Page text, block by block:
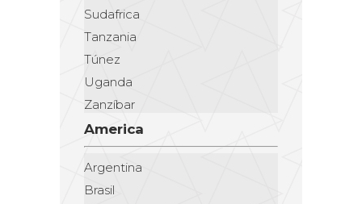
Sudafrica
Tanzania
Túnez
Uganda
Zanzíbar
America
Argentina
Brasil